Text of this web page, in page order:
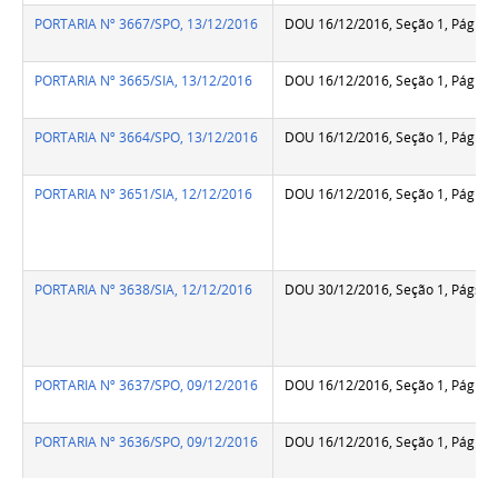
PORTARIA Nº 3667/SPO, 13/12/2016 DOU 16/12/2016, Seção 1,
PORTARIA Nº 3665/SIA, 13/12/2016 DOU 16/12/2016, Seção 1,
PORTARIA Nº 3664/SPO, 13/12/2016 DOU 16/12/2016, Seção 1,
PORTARIA Nº 3651/SIA, 12/12/2016 DOU 16/12/2016, Seção 1,
PORTARIA Nº 3638/SIA, 12/12/2016 DOU 30/12/2016, Seção 1,
PORTARIA Nº 3637/SPO, 09/12/2016 DOU 16/12/2016, Seção 1,
PORTARIA Nº 3636/SPO, 09/12/2016 DOU 16/12/2016, Seção 1,